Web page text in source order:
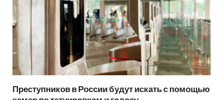
Преступников в России будут искать с помощью